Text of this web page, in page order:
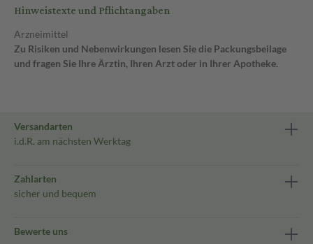
Hinweistexte und Pflichtangaben
Arzneimittel
Zu Risiken und Nebenwirkungen lesen Sie die Packungsbeilage
und fragen Sie Ihre Ärztin, Ihren Arzt oder in Ihrer Apotheke.
Versandarten
i.d.R. am nächsten Werktag
Zahlarten
sicher und bequem
Bewerte uns